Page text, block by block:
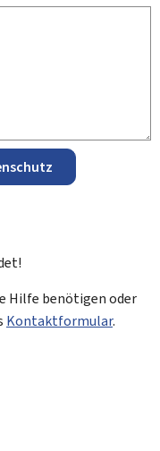
Hilfe benötigen oder
Kontaktformular.